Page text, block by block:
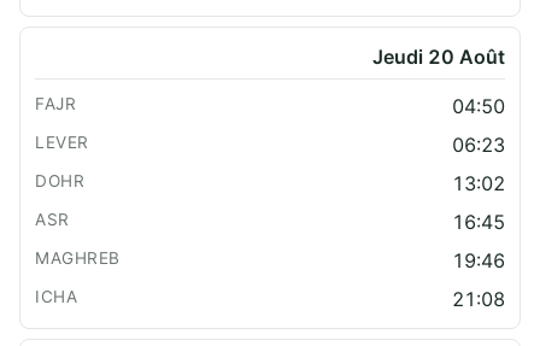
Jeudi 20 Août
04:50
06:23
13:02
16:45
19:46
21:08